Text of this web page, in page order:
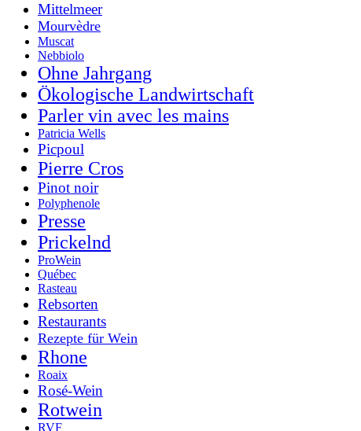
Mittelmeer
Mourvèdre
Muscat
Nebbiolo
Ohne Jahrgang
Ökologische Landwirtschaft
Parler vin avec les mains
Patricia Wells
Picpoul
Pierre Cros
Pinot noir
Polyphenole
Presse
Prickelnd
ProWein
Québec
Rasteau
Rebsorten
Restaurants
Rezepte für Wein
Rhone
Roaix
Rosé-Wein
Rotwein
RVF